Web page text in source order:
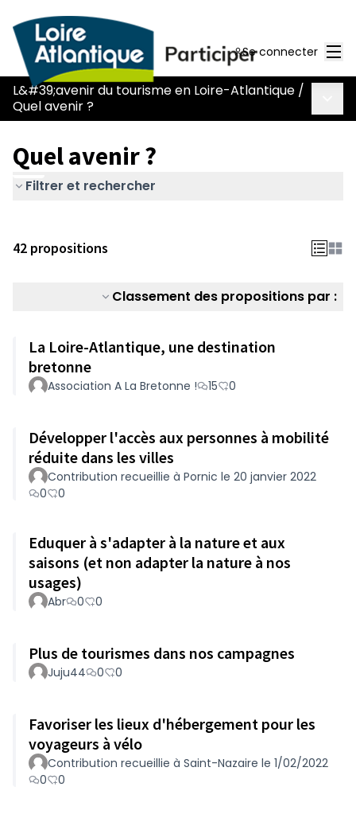
Se connecter
L&#39;avenir du tourisme en Loire-Atlantique /
Quel avenir ?
Quel avenir ?
Filtrer et rechercher
42 propositions
Classement des propositions par :
La Loire-Atlantique, une destination
bretonne
Association A La Bretonne ! 15 0
Développer l'accès aux personnes à mobilité
réduite dans les villes
Contribution recueillie à Pornic le 20 janvier 2022
0
0
Eduquer à s'adapter à la nature et aux
saisons (et non adapter la nature à nos
usages)
Abr 0 0
Plus de tourismes dans nos campagnes
Juju44 0 0
Favoriser les lieux d'hébergement pour les
voyageurs à vélo
Contribution recueillie à Saint-Nazaire le 1/02/2022
0
0